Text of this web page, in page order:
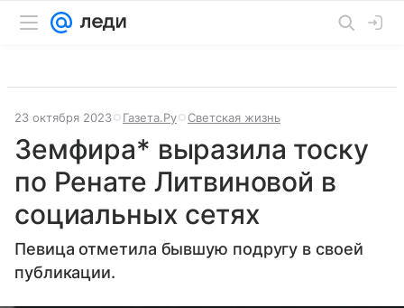
23 октября 2023 Газета.Ру Светская жизнь
Земфира* выразила тоску
по Ренате Литвиновой в
социальных сетях
Певица отметила бывшую подругу в своей
публикации.